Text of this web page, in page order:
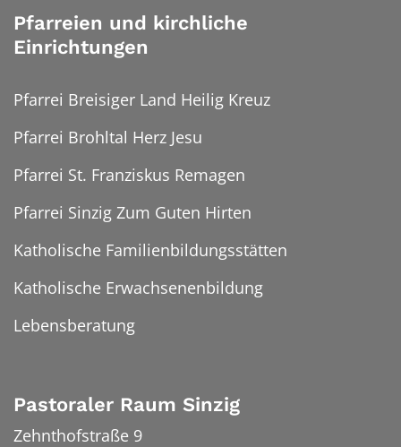
Pfarreien und kirchliche
Einrichtungen
Pfarrei Breisiger Land Heilig Kreuz
Pfarrei Brohltal Herz Jesu
Pfarrei St. Franziskus Remagen
Pfarrei Sinzig Zum Guten Hirten
Katholische Familienbildungsstätten
Katholische Erwachsenenbildung
Lebensberatung
Pastoraler Raum Sinzig
Zehnthofstraße 9